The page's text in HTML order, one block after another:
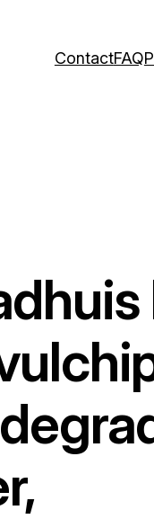
ContactFAQ